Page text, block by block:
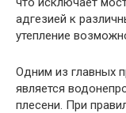
адгезией к
утепление
Одним из главных
является
плесени. При